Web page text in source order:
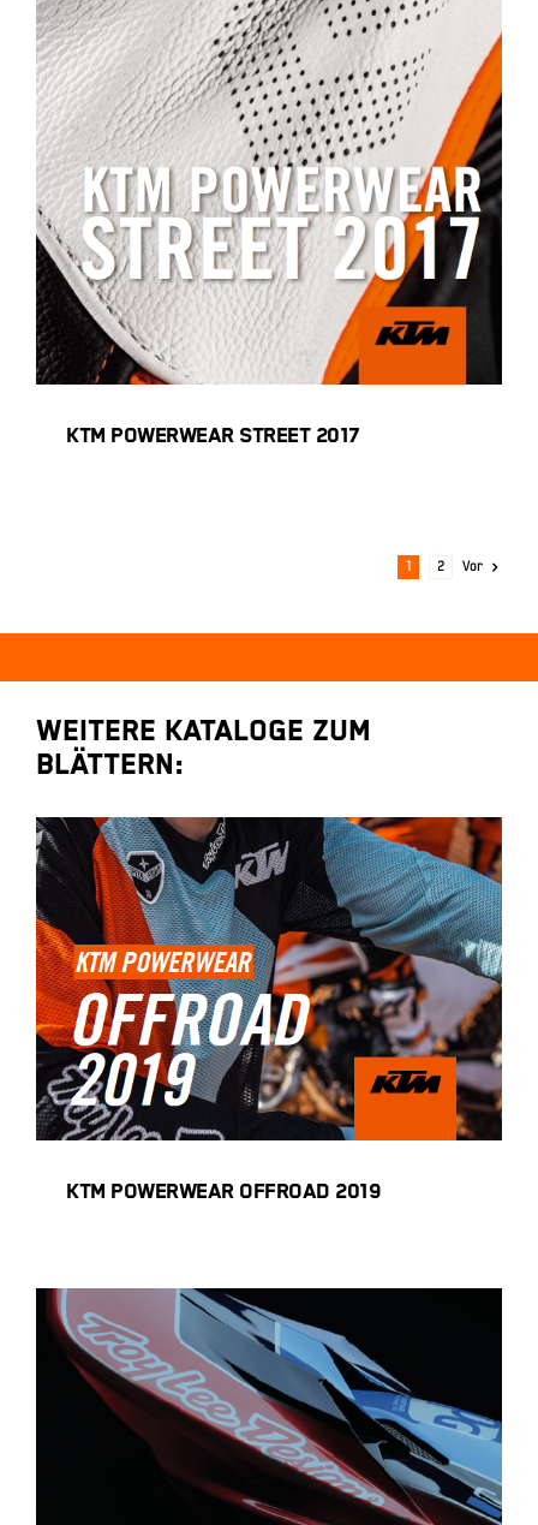
KTM POWERWEAR STREET 2017
KTM POWERWEAR STREET 2017
1 2 Vor
weitere Kataloge zum
blättern:
KTM POWERWEAR OFFROAD 2019
KTM POWERWEAR OFFROAD 2019